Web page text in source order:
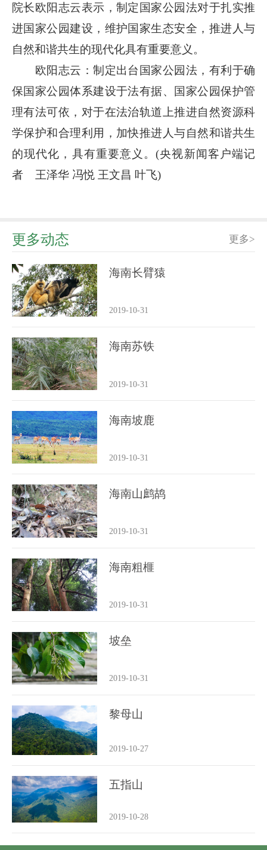
院长欧阳志云表示，制定国家公园法对于扎实推
进国家公园建设，维护国家生态安全，推进人与
自然和谐共生的现代化具有重要意义。
欧阳志云：制定出台国家公园法，有利于确
保国家公园体系建设于法有据、国家公园保护管
理有法可依，对于在法治轨道上推进自然资源科
学保护和合理利用，加快推进人与自然和谐共生
的现代化，具有重要意义。(央视新闻客户端记
者 王泽华 冯悦 王文昌 叶飞)
更多动态 更多>
海南长臂猿
2019-10-31
海南苏铁
2019-10-31
海南坡鹿
2019-10-31
海南山鹧鸪
2019-10-31
海南粗榧
2019-10-31
坡垒
2019-10-31
黎母山
2019-10-27
五指山
2019-10-28